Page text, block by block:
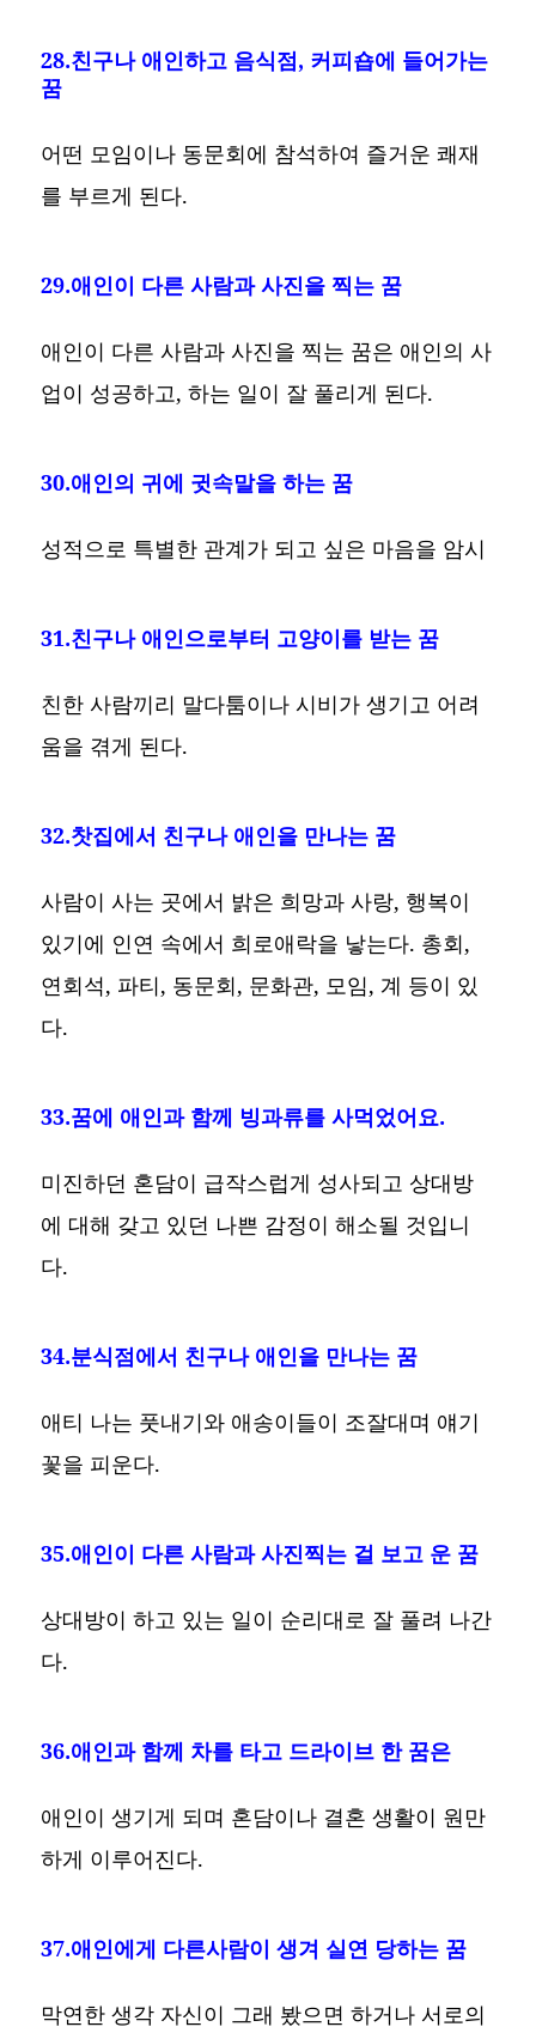
28.친구나 애인하고 음식점, 커피숍에 들어가는
꿈
어떤 모임이나 동문회에 참석하여 즐거운 쾌재
를 부르게 된다.
29.애인이 다른 사람과 사진을 찍는 꿈
애인이 다른 사람과 사진을 찍는 꿈은 애인의 사
업이 성공하고, 하는 일이 잘 풀리게 된다.
30.애인의 귀에 귓속말을 하는 꿈
성적으로 특별한 관계가 되고 싶은 마음을 암시
31.친구나 애인으로부터 고양이를 받는 꿈
친한 사람끼리 말다툼이나 시비가 생기고 어려
움을 겪게 된다.
32.찻집에서 친구나 애인을 만나는 꿈
사람이 사는 곳에서 밝은 희망과 사랑, 행복이
있기에 인연 속에서 희로애락을 낳는다. 총회,
연회석, 파티, 동문회, 문화관, 모임, 계 등이 있
다.
33.꿈에 애인과 함께 빙과류를 사먹었어요.
미진하던 혼담이 급작스럽게 성사되고 상대방
에 대해 갖고 있던 나쁜 감정이 해소될 것입니
다.
34.분식점에서 친구나 애인을 만나는 꿈
애티 나는 풋내기와 애송이들이 조잘대며 얘기
꽃을 피운다.
35.애인이 다른 사람과 사진찍는 걸 보고 운 꿈
상대방이 하고 있는 일이 순리대로 잘 풀려 나간
다.
36.애인과 함께 차를 타고 드라이브 한 꿈은
애인이 생기게 되며 혼담이나 결혼 생활이 원만
하게 이루어진다.
37.애인에게 다른사람이 생겨 실연 당하는 꿈
막연한 생각 자신이 그래 봤으면 하거나 서로의